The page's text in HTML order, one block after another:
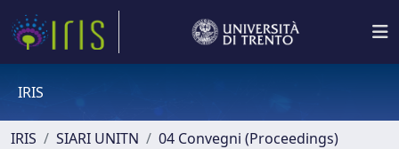
IRIS
IRIS SIARI UNITN
04 Convegni (Proceedings)